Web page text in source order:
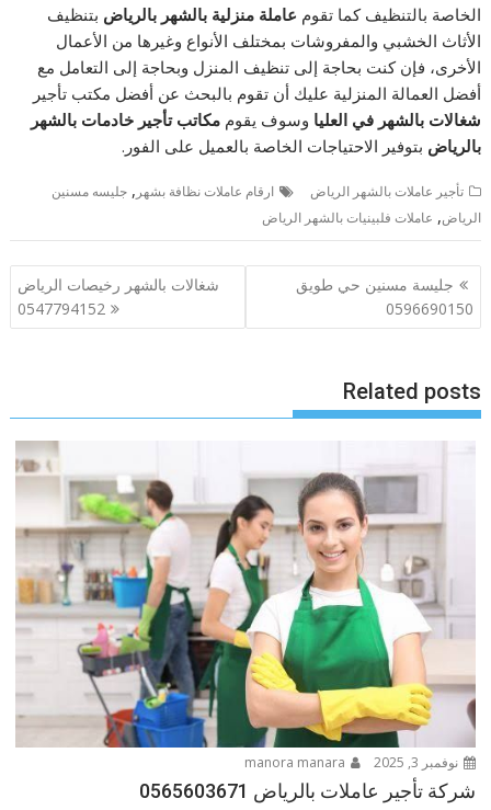
الخاصة بالتنظيف كما تقوم عاملة منزلية بالشهر بالرياض بتنظيف
الأثاث الخشبي والمفروشات بمختلف الأنواع وغيرها من الأعمال
الأخرى، فإن كنت بحاجة إلى تنظيف المنزل وبحاجة إلى التعامل مع
أفضل العمالة المنزلية عليك أن تقوم بالبحث عن أفضل مكتب تأجير
شغالات بالشهر في العليا وسوف يقوممكاتب تأجير خادمات بالشهر
بالرياض بتوفير الاحتياجات الخاصة بالعميل على الفور.
تأجير عاملات بالشهر الرياض ارقام عاملات نظافة بشهر ,جليسه مسنين
الرياض, عاملات فلبينيات بالشهر الرياض
تصفّح
المقالات
جليسة مسنين حي طويق
0596690150
شغالات بالشهر رخيصات الرياض
0547794152
Related posts
نوفمبر 3, 2025
شركة تأجير عاملات بالرياض 0565603671